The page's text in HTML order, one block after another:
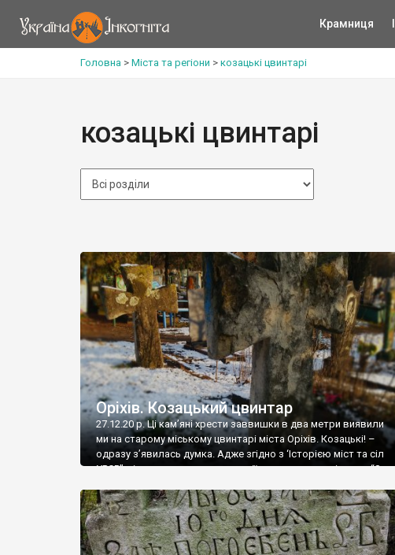
Крамниця
Головна > Міста та регіони > козацькі цвинтарі
козацькі цвинтарі
Оріхів. Козацький цвинтар
27.12.20 р. Ці кам’яні хрести заввишки в два метри виявили
ми на старому міському цвинтарі міста Оріхів. Козацькі! –
одразу з’явилась думка. Адже згідно з ‘Історією міст та сіл
УРСР” місто виникло на території козацького зимівника: “За
березі Конки великий зимівник. Конка була тоді
повноводною річкою, обабіч […]